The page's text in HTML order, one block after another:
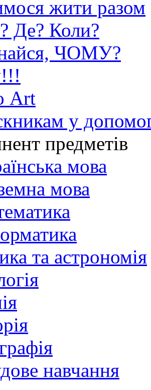
жити разом
Де? Коли?
ЧОМУ?
Art
у
предметів
мова
мова
та астрономія
навчання